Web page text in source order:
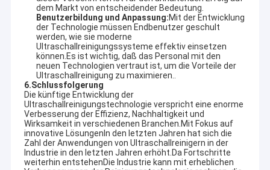
Nachrichten
Ultraschallteil-Reiniger
Ultraschallgewehr-Reiniger
Ultraschallvergaser-Reiniger
Industrieller Ultraschallreiniger
dem Markt von entscheidender Bedeutung.
Benutzerbildung und Anpassung:Mit der Entwicklung
der Technologie müssen Endbenutzer geschult
werden, wie sie moderne
Ultraschallreinigungssysteme effektiv einsetzen
können.Es ist wichtig, daß das Personal mit den
neuen Technologien vertraut ist, um die Vorteile der
Ultraschallreinigung zu maximieren..
6.Schlussfolgerung
Die künftige Entwicklung der
Ultraschallreinigungstechnologie verspricht eine enorme
Verbesserung der Effizienz, Nachhaltigkeit und
Wirksamkeit in verschiedenen Branchen.Mit Fokus auf
innovative LösungenIn den letzten Jahren hat sich die
Zahl der Anwendungen von Ultraschallreinigern in der
Industrie in den letzten Jahren erhöht.Da Fortschritte
weiterhin entstehenDie Industrie kann mit erheblichen
an, darunter:
Ultraschallreiniger für Teile
Ultraschallreiniger für Waffen
Ultraschall-Kohlenhydratreiniger
Industrieller Ultraschallreiniger
Ultraschallreiniger für Fahrzeuge
Ultraschall-Schmuckreinigungsmaschine
Ultraschallreiniger für die Zahnbehandlung
Elektronik Ultraschallreiniger
Ultraschallmotorreiniger
Medizinischer Ultraschallreiniger
Ultraschallreiniger aus dem Labor
Digitale / mechanische Ultraschallreiniger
Küchenbecken
...und noch mehr.